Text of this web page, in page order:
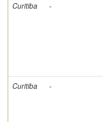
Curitiba -
Curitiba -